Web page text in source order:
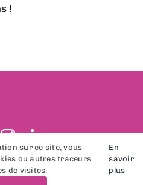
!
• Réalisation Nexago.
sur ce site, vous
ou autres traceurs
de visites.
En
savoir
plus